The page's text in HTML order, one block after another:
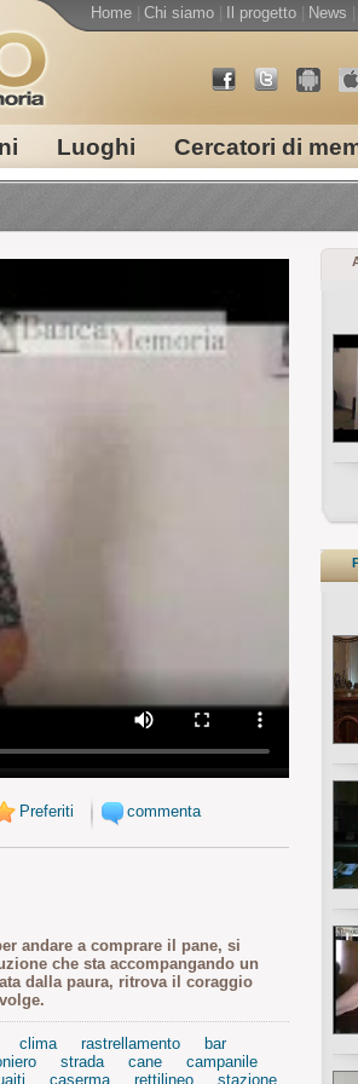
Luoghi Cercatori di
Home Chi siamo Il progetto News
Preferiti commenta
andare a comprare il pane, si
che sta accompangando un
dalla paura, ritrova il coraggio
clima rastrellamento
bar
strada cane
campanile
caserma rettilineo stazione